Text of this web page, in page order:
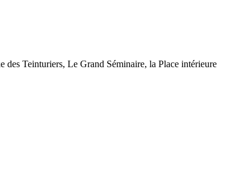
des Teinturiers, Le Grand Séminaire, la Place intérieure